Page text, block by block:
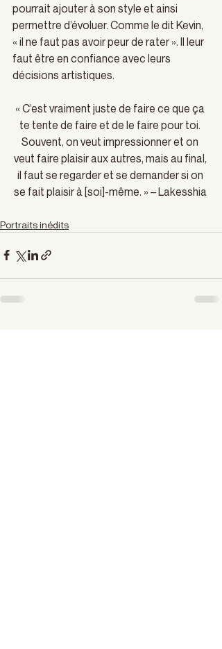
pourrait ajouter à son style et ainsi
permettre d’évoluer. Comme le dit Kevin,
« il ne faut pas avoir peur de rater ». Il leur
faut être en confiance avec leurs
décisions artistiques.
« C’est vraiment juste de faire ce que ça
te tente de faire et de le faire pour toi.
Souvent, on veut impressionner et on
veut faire plaisir aux autres, mais au final,
il faut se regarder et se demander si on
se fait plaisir à [soi]-même. » – Lakesshia
Portraits inédits